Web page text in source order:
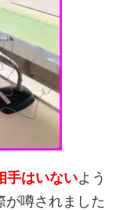
手はいないよう
が噂されました